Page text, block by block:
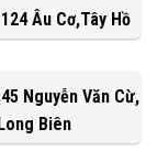
Âu Cơ,Tây Hồ
Nguyễn Văn Cừ,
Long Biên